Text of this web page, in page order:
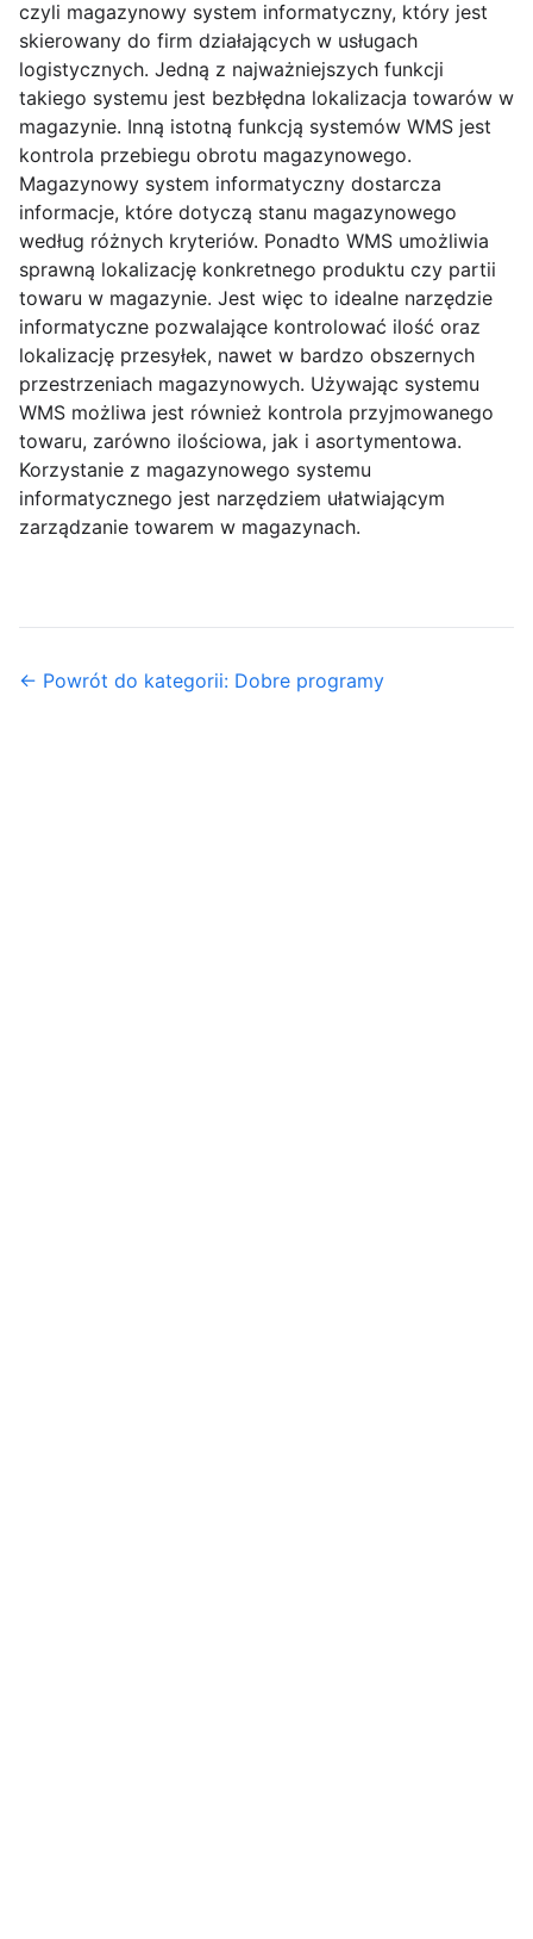
czyli magazynowy system informatyczny, który jest
skierowany do firm działających w usługach
logistycznych. Jedną z najważniejszych funkcji
takiego systemu jest bezbłędna lokalizacja towarów w
magazynie. Inną istotną funkcją systemów WMS jest
kontrola przebiegu obrotu magazynowego.
Magazynowy system informatyczny dostarcza
informacje, które dotyczą stanu magazynowego
według różnych kryteriów. Ponadto WMS umożliwia
sprawną lokalizację konkretnego produktu czy partii
towaru w magazynie. Jest więc to idealne narzędzie
informatyczne pozwalające kontrolować ilość oraz
lokalizację przesyłek, nawet w bardzo obszernych
przestrzeniach magazynowych. Używając systemu
WMS możliwa jest również kontrola przyjmowanego
towaru, zarówno ilościowa, jak i asortymentowa.
Korzystanie z magazynowego systemu
informatycznego jest narzędziem ułatwiającym
zarządzanie towarem w magazynach.
← Powrót do kategorii: Dobre programy